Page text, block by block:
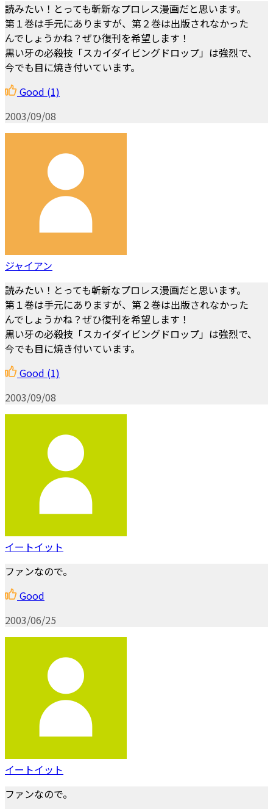
読みたい！とっても斬新なプロレス漫画だと思います。
第１巻は手元にありますが、第２巻は出版されなかった
んでしょうかね？ぜひ復刊を希望します！
黒い牙の必殺技「スカイダイビングドロップ」は強烈で、
今でも目に焼き付いています。
Good (1)
2003/09/08
ジャイアン
読みたい！とっても斬新なプロレス漫画だと思います。
第１巻は手元にありますが、第２巻は出版されなかった
んでしょうかね？ぜひ復刊を希望します！
黒い牙の必殺技「スカイダイビングドロップ」は強烈で、
今でも目に焼き付いています。
Good (1)
2003/09/08
イートイット
ファンなので。
Good
2003/06/25
イートイット
ファンなので。